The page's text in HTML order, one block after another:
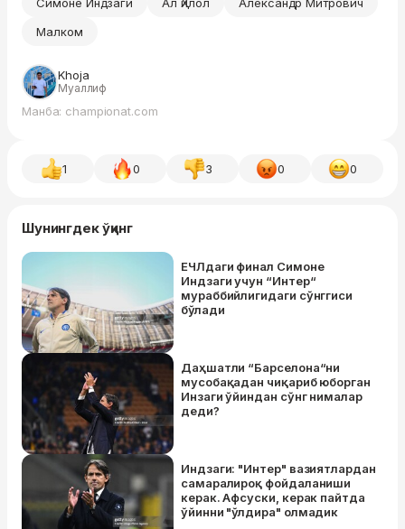
Малком
Khoja
Муаллиф
Манба: championat.com
1 0 3 0 0
Шунингдек ўқинг
EЧЛдаги финал Симоне
Индзаги учун “Интер“
мураббийлигидаги сўнггиси
бўлади
Даҳшатли “Барселона“ни
мусобақадан чиқариб юборган
Инзаги ўйиндан сўнг нималар
деди?
Индзаги: "Интер" вазиятлардан
самаралироқ фойдаланиши
керак. Афсуски, керак пайтда
ўйинни "ўлдира" олмадик